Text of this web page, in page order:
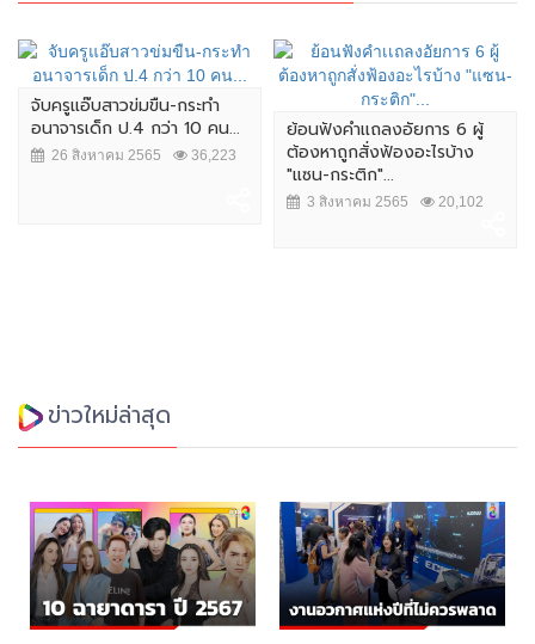
จับครูแอ๊บสาวข่มขืน-กระทำ
อนาจารเด็ก ป.4 กว่า 10 คน...
26 สิงหาคม 2565 36,223
ย้อนฟังคำเเถลงอัยการ 6 ผู้
ต้องหาถูกสั่งฟ้องอะไรบ้าง
"แซน-กระติก"...
3 สิงหาคม 2565 20,102
ข่าวใหม่ล่าสุด